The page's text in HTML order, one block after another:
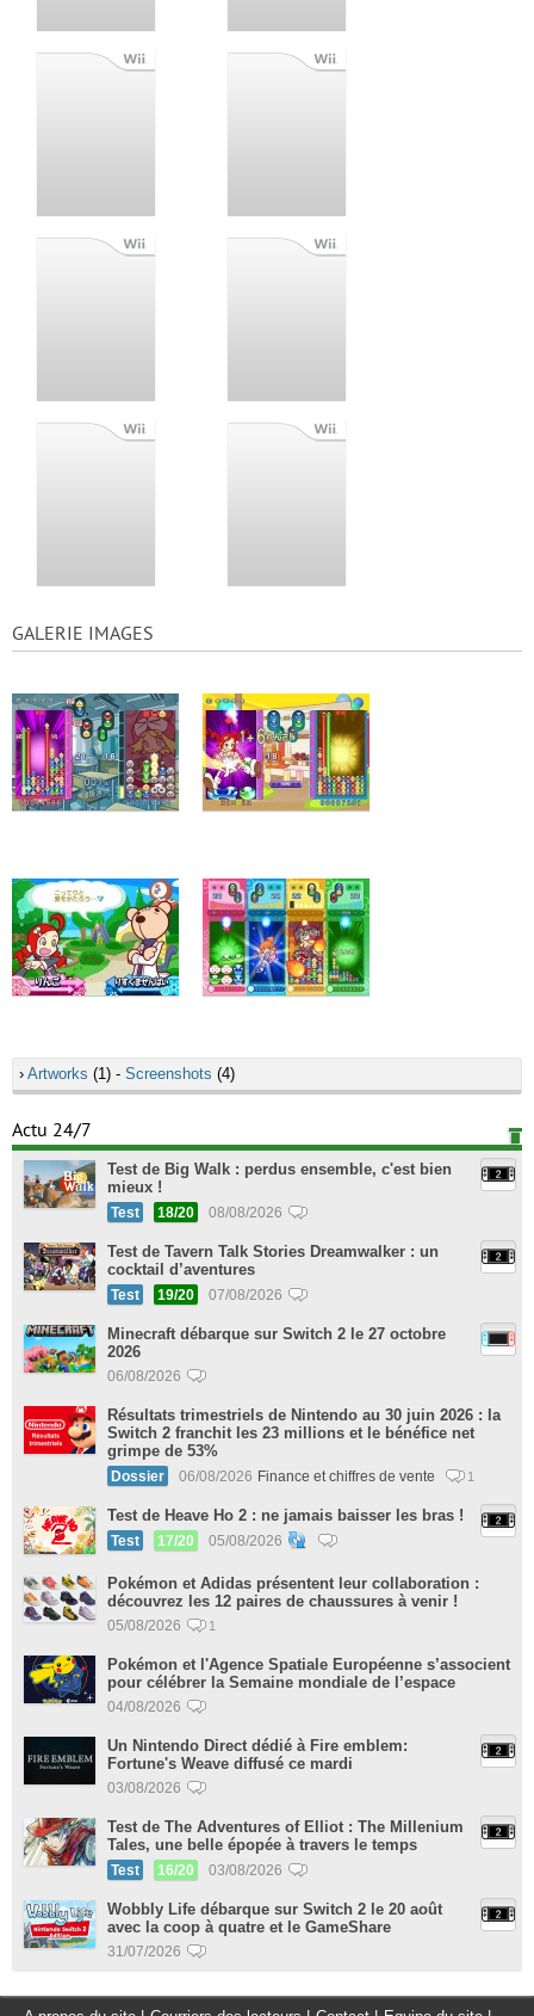
GALERIE IMAGES
› Artworks (1) - Screenshots (4)
Actu 24/7
Test de Big Walk : perdus ensemble, c'est bien
mieux !
Test 18/20 08/08/2026
Test de Tavern Talk Stories Dreamwalker : un
cocktail d’aventures
Test 19/20 07/08/2026
Minecraft débarque sur Switch 2 le 27 octobre
2026
06/08/2026
Résultats trimestriels de Nintendo au 30 juin 2026 : la
Switch 2 franchit les 23 millions et le bénéfice net
grimpe de 53%
Dossier 06/08/2026 Finance et chiffres de vente 1
Test de Heave Ho 2 : ne jamais baisser les bras !
Test 17/20 05/08/2026
Pokémon et Adidas présentent leur collaboration :
découvrez les 12 paires de chaussures à venir !
05/08/2026 1
Pokémon et l'Agence Spatiale Européenne s’associent
pour célébrer la Semaine mondiale de l’espace
04/08/2026
Un Nintendo Direct dédié à Fire emblem:
Fortune's Weave diffusé ce mardi
03/08/2026
Test de The Adventures of Elliot : The Millenium
Tales, une belle épopée à travers le temps
Test 16/20 03/08/2026
Wobbly Life débarque sur Switch 2 le 20 août
avec la coop à quatre et le GameShare
31/07/2026